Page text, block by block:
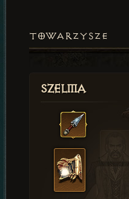
TOWARZYSZE
Szelma